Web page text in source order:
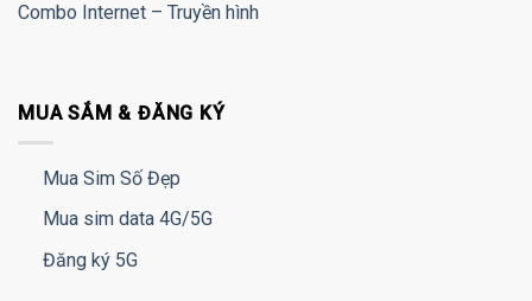
Combo Internet – Truyền hình
MUA SẮM & ĐĂNG KÝ
Mua Sim Số Đẹp
Mua sim data 4G/5G
Đăng ký 5G